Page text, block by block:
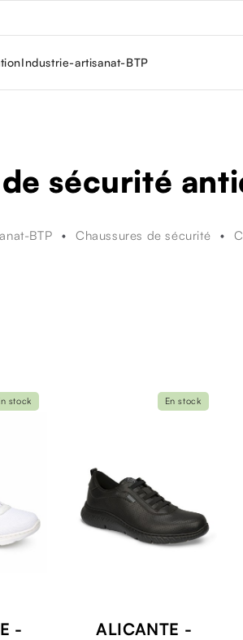
Industrie-artisanat-BTP
sécurité
BTP Chaussures de sécurité
-
stock
ALICANTE -
En stock